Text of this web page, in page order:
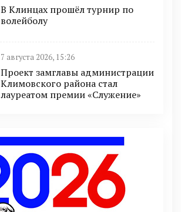
В Клинцах прошёл турнир по
волейболу
7 августа 2026, 15:26
Проект замглавы администрации
Климовского района стал
лауреатом премии «Служение»